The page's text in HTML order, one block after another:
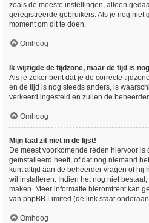
zoals de meeste instellingen, alleen
geregistreerde gebruikers. Als je nog niet
moment om dit te doen.
Omhoog
Ik wijzigde de tijdzone, maar de tijd is
Als je zeker bent dat je de correcte
en de tijd is nog steeds anders, is
verkeerd ingesteld en zullen de
Omhoog
Mijn taal zit niet in de lijst!
De meest voorkomende reden hiervoor
geïnstalleerd heeft, of dat nog niemand
kunt altijd aan de beheerder vragen of hij
wil installeren. Indien het nog niet
maken. Meer informatie hieromtrent kan
van phpBB Limited (de link staat
Omhoog